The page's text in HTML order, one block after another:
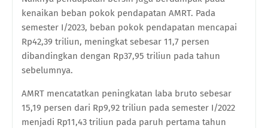
kenaikan beban pokok pendapatan AMRT. Pada
semester I/2023, beban pokok pendapatan mencapai
Rp42,39 triliun, meningkat sebesar 11,7 persen
dibandingkan dengan Rp37,95 triliun pada tahun
sebelumnya.
AMRT mencatatkan peningkatan laba bruto sebesar
15,19 persen dari Rp9,92 triliun pada semester I/2022
menjadi Rp11,43 triliun pada paruh pertama tahun